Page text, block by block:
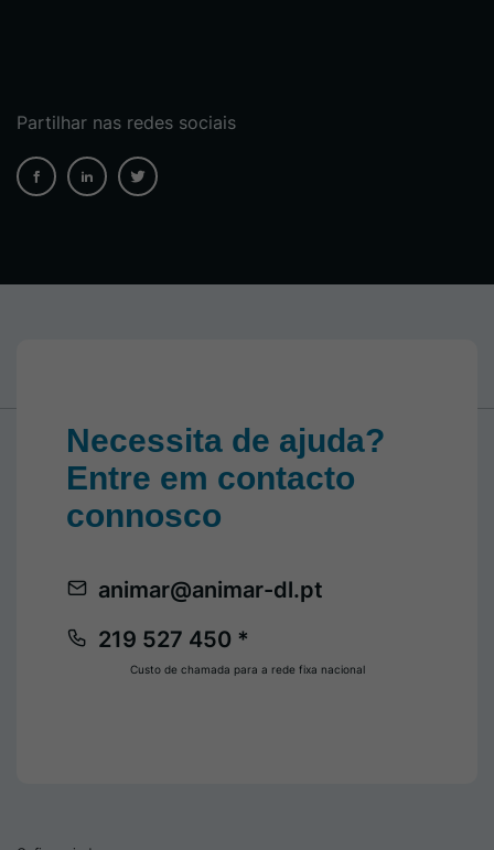
Partilhar nas redes sociais
Necessita de ajuda?
Entre em contacto
connosco
219 527 450 *
animar@animar-dl.pt
Custo de chamada para a rede fixa nacional